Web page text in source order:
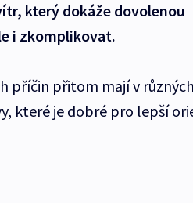
který dokáže dovolenou
i zkomplikovat.
příčin přitom mají v různých
které je dobré pro lepší